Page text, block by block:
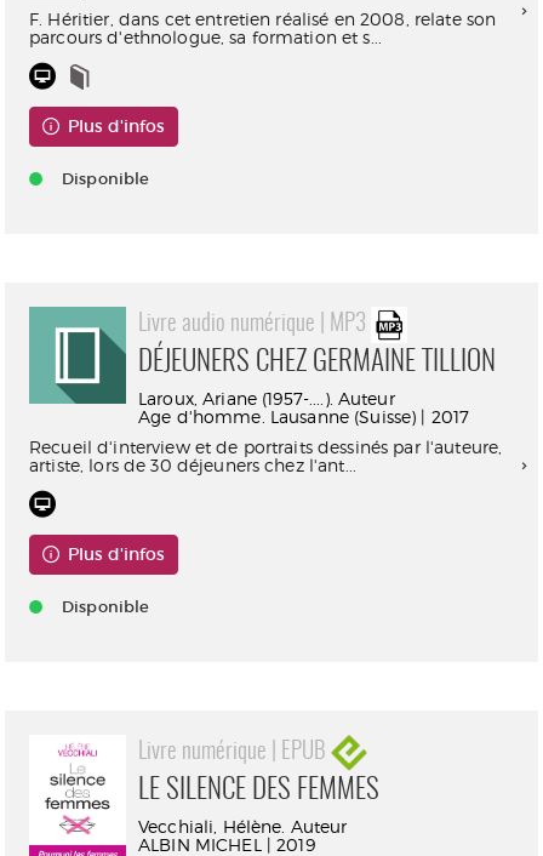
F. Héritier, dans cet entretien réalisé en 2008, relate son
parcours d'ethnologue, sa formation et s...
Plus d'infos
Disponible
Livre audio numérique | MP3
DÉJEUNERS CHEZ GERMAINE TILLION
Laroux, Ariane (1957-....). Auteur
Age d'homme. Lausanne (Suisse) | 2017
Recueil d'interview et de portraits dessinés par l'auteure,
artiste, lors de 30 déjeuners chez l'ant...
Plus d'infos
Disponible
Livre numérique | EPUB
LE SILENCE DES FEMMES
Vecchiali, Hélène. Auteur
ALBIN MICHEL | 2019